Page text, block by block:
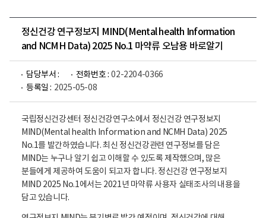
정신건강 연구정보지 MIND(Mental health Information
and NCMH Data) 2025 No.1 마약류 오남용 바로알기
담당부서 : 전화번호 : 02-2204-0366
등록일 : 2025-05-08
국립정신건강센터 정신건강연구소에서 정신건강 연구정보지
MIND(Mental health Information and NCMH Data) 2025
No.1를 발간하였습니다. 최신 정신건강관련 연구정보를 담은
MIND는 누구나 알기 쉽고 이해할 수 있도록 제작했으며, 많은
분들에게 제공하여 도움이 되고자 합니다. 정신건강 연구정보지
MIND 2025 No.1에서는 2021년 마약류 사용자 실태조사의 내용을
담고 있습니다.